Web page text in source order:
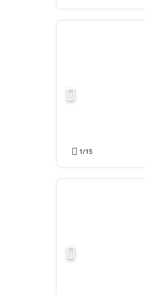
1/15